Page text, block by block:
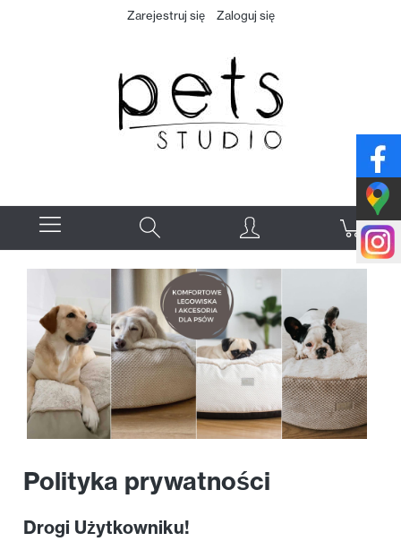
Zarejestruj się Zaloguj się
Polityka prywatności
Drogi Użytkowniku!